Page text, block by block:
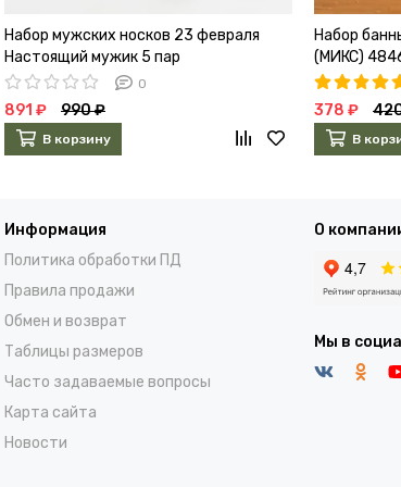
Набор мужских носков 23 февраля
Настоящий мужик 5 пар
0
891 ₽ 990 ₽
В корзину
Набор
(МИКС)
378 ₽
В
Информация
Политика обработки ПД
Правила продажи
Обмен и возврат
Таблицы размеров
Часто задаваемые вопросы
Карта сайта
Новости
О
Мы в